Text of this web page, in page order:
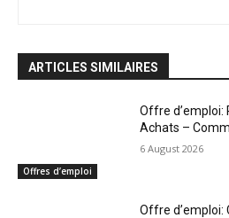
ARTICLES SIMILAIRES
Offres d’emploi
Offre d’emploi:
Achats –
6 August 2026
Offre d’emploi: